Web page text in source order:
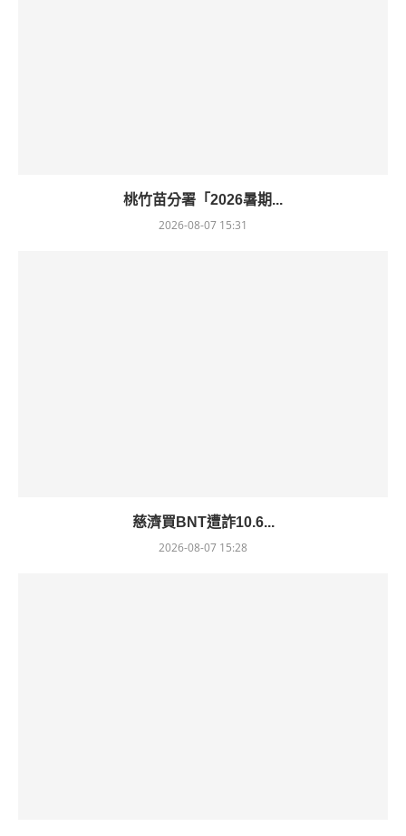
桃竹苗分署「2026暑期...
2026-08-07 15:31
慈濟買BNT遭詐10.6...
2026-08-07 15:28